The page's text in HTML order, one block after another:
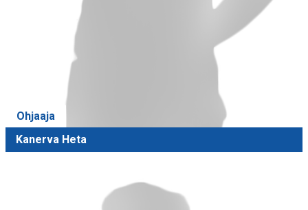
Ohjaaja
Kanerva Heta